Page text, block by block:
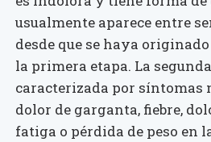
usualmente aparece entre
desde que se haya
la primera etapa. La
caracterizada por síntomas
dolor de garganta, fiebre,
fatiga o pérdida de peso en